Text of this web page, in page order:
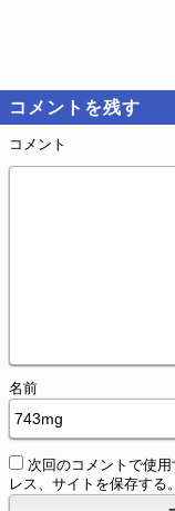
コメントを残す
コメント
名前
次回のコメントで使
レス、サイトを保存する。